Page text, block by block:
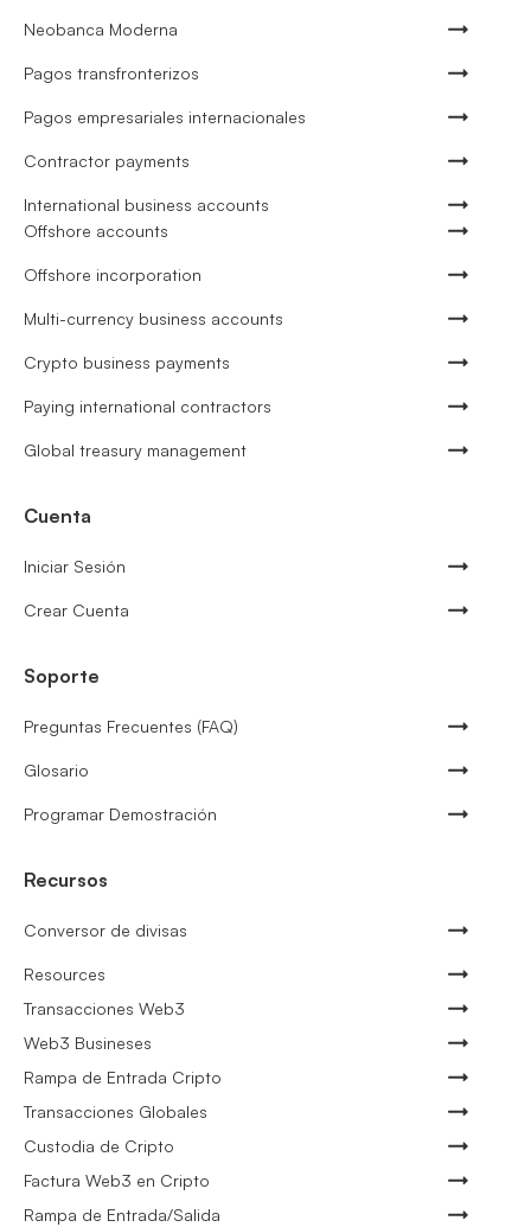
Neobanca Moderna
Pagos transfronterizos
Pagos empresariales internacionales
Contractor payments
International business accounts
Offshore accounts
Offshore incorporation
Multi-currency business accounts
Crypto business payments
Paying international contractors
Global treasury management
Cuenta
Iniciar Sesión
Crear Cuenta
Soporte
Preguntas Frecuentes (FAQ)
Glosario
Programar Demostración
Recursos
Conversor de divisas
Resources
Transacciones Web3
Web3 Busineses
Rampa de Entrada Cripto
Transacciones Globales
Custodia de Cripto
Factura Web3 en Cripto
Rampa de Entrada/Salida